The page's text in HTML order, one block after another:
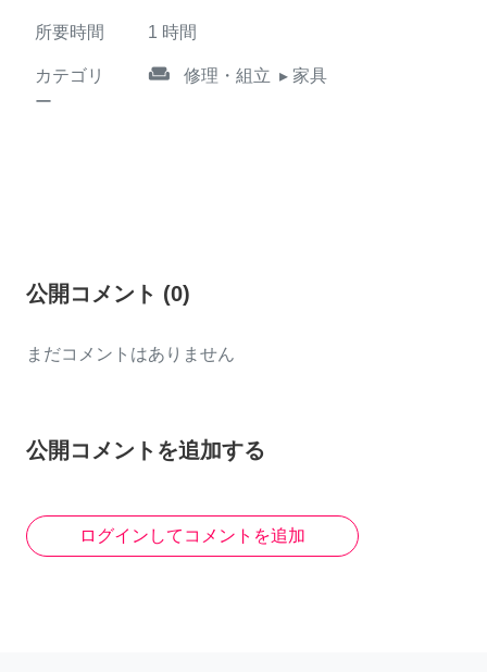
所要時間 1 時間
カテゴリ
ー
weekend 修理・組立 ▸ 家具
公開コメント (0)
まだコメントはありません
公開コメントを追加する
ログインしてコメントを追加